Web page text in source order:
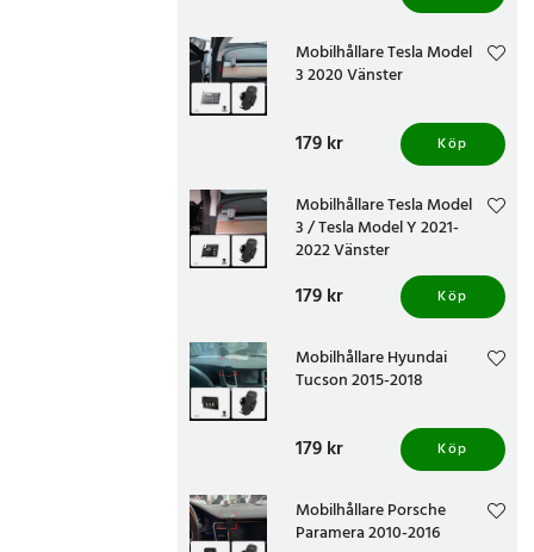
Mobilhållare Tesla Model
3 2020 Vänster
Pris :179 kr
179 kr Köp
Mobilhållare Tesla Model
3 / Tesla Model Y 2021-
2022 Vänster
Pris :179 kr
179 kr Köp
Mobilhållare Hyundai
Tucson 2015-2018
Pris :179 kr
179 kr Köp
Mobilhållare Porsche
Paramera 2010-2016